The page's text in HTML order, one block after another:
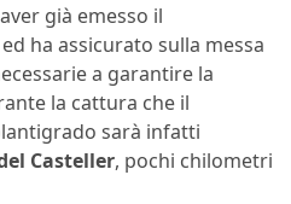
già emesso il
ha assicurato sulla messa
a garantire la
la cattura che il
sarà infatti
Casteller, pochi chilometri